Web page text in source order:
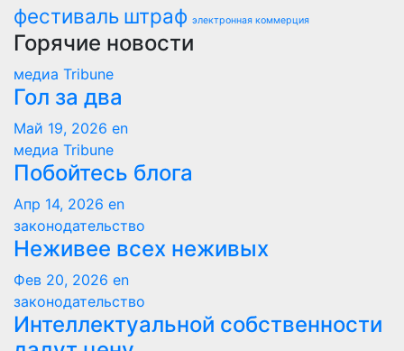
фестиваль штраф электронная коммерция
Горячие новости
медиа Tribune
Гол за два
Май 19, 2026 en
медиа Tribune
Побойтесь блога
Апр 14, 2026 en
законодательство
Неживее всех неживых
Фев 20, 2026 en
законодательство
Интеллектуальной собственности